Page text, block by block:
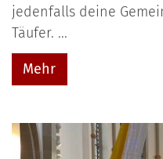
jedenfalls deine
Täufer. ...
Mehr